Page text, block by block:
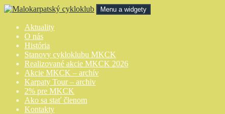
Preskočiť
obsah
Malokarpatský cykloklub
Menu a widgety
Aktuality
O nás
História
Stanovy cykloklubu MKCK
Realizované akcie MKCK 2026
Akcie MKCK – archív
Karpaty Tour – archiv
2% pre MKCK
Ako sa stať členom
Kontakty